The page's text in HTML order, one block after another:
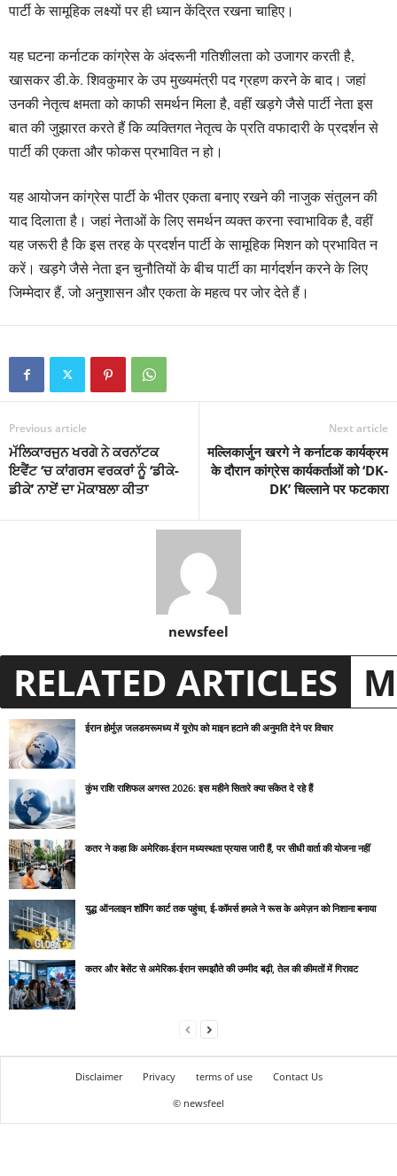
पार्टी के सामूहिक लक्ष्यों पर ही ध्यान केंद्रित रखना चाहिए।
यह घटना कर्नाटक कांग्रेस के अंदरूनी गतिशीलता को उजागर करती है,
खासकर डी.के. शिवकुमार के उप मुख्यमंत्री पद ग्रहण करने के बाद। जहां
उनकी नेतृत्व क्षमता को काफी समर्थन मिला है, वहीं खड़गे जैसे पार्टी नेता इस
बात की जुझारत करते हैं कि व्यक्तिगत नेतृत्व के प्रति वफादारी के प्रदर्शन से
पार्टी की एकता और फोकस प्रभावित न हो।
यह आयोजन कांग्रेस पार्टी के भीतर एकता बनाए रखने की नाजुक संतुलन की
याद दिलाता है। जहां नेताओं के लिए समर्थन व्यक्त करना स्वाभाविक है, वहीं
यह जरूरी है कि इस तरह के प्रदर्शन पार्टी के सामूहिक मिशन को प्रभावित न
करें। खड़गे जैसे नेता इन चुनौतियों के बीच पार्टी का मार्गदर्शन करने के लिए
जिम्मेदार हैं, जो अनुशासन और एकता के महत्व पर जोर देते हैं।
Previous article
ਮੱਲਿਕਾਰਜੁਨ ਖਰਗੇ ਨੇ ਕਰਨਾੱਟਕ
ਇਵੈਂਟ ‘ਚ ਕਾਂਗਰਸ ਵਰਕਰਾਂ ਨੂੰ ‘ਡੀਕੇ-
ਡੀਕੇ’ ਨਾਏਂ ਦਾ ਮੋਕਾਬਲਾ ਕੀਤਾ
Next article
मल्लिकार्जुन खरगे ने कर्नाटक कार्यक्रम
के दौरान कांग्रेस कार्यकर्ताओं को ‘DK-
DK’ चिल्लाने पर फटकारा
newsfeel
RELATED ARTICLES
ईरान होर्मुज़ जलडमरूमध्य में यूरोप को माइन हटाने की अनुमति देने पर विचार
कुंभ राशि राशिफल अगस्त 2026: इस महीने सितारे क्या संकेत दे रहे हैं
कतर ने कहा कि अमेरिका-ईरान मध्यस्थता प्रयास जारी हैं, पर सीधी वार्ता की योजना नहीं
युद्ध ऑनलाइन शॉपिंग कार्ट तक पहुंचा, ई-कॉमर्स हमले ने रूस के अमेज़न को निशाना बनाया
कतर और बेसेंट से अमेरिका-ईरान समझौते की उम्मीद बढ़ी, तेल की कीमतों में गिरावट
Disclaimer Privacy terms of use
Contact Us
© newsfeel